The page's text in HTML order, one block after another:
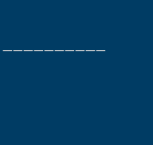
——————————